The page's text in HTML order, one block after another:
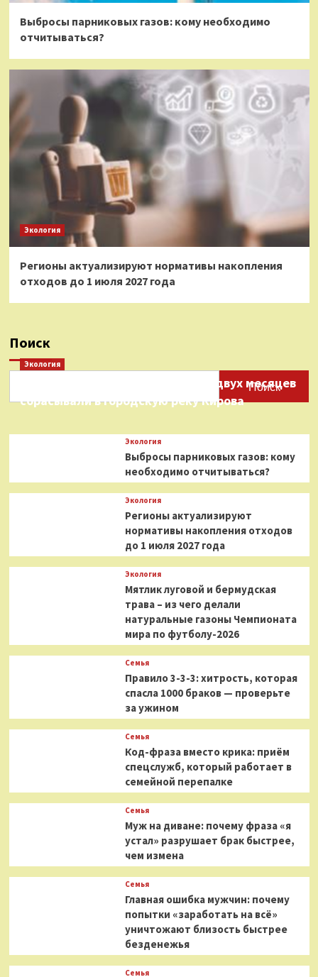
Выбросы парниковых газов: кому необходимо
отчитываться?
Экология
Регионы актуализируют нормативы накопления
отходов до 1 июля 2027 года
Поиск
Поиск
Экология
Нефтепродукты на протяжении двух месяцев
сбрасывали в городскую реку Кирова
Экология
Выбросы парниковых газов: кому
необходимо отчитываться?
Экология
Регионы актуализируют
нормативы накопления отходов
до 1 июля 2027 года
Экология
Мятлик луговой и бермудская
трава – из чего делали
натуральные газоны Чемпионата
мира по футболу-2026
Семья
Правило 3-3-3: хитрость, которая
спасла 1000 браков — проверьте
за ужином
Семья
Код-фраза вместо крика: приём
спецслужб, который работает в
семейной перепалке
Семья
Муж на диване: почему фраза «я
устал» разрушает брак быстрее,
чем измена
Семья
Главная ошибка мужчин: почему
попытки «заработать на всё»
уничтожают близость быстрее
безденежья
Семья